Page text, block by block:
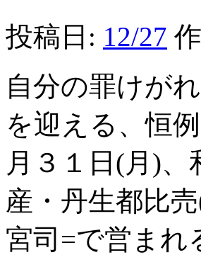
投稿日: 12/27
自分の罪けが
を迎える、恒
月３１日(月)
産・丹生都比
宮司=で営ま